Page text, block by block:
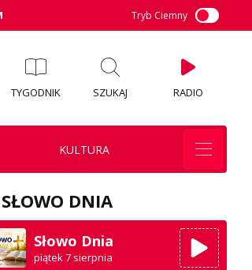
Tryb Ciemny
TYGODNIK SZUKAJ RADIO
KULTURA
SŁOWO DNIA
Słowo Dnia
piątek 7 sierpnia